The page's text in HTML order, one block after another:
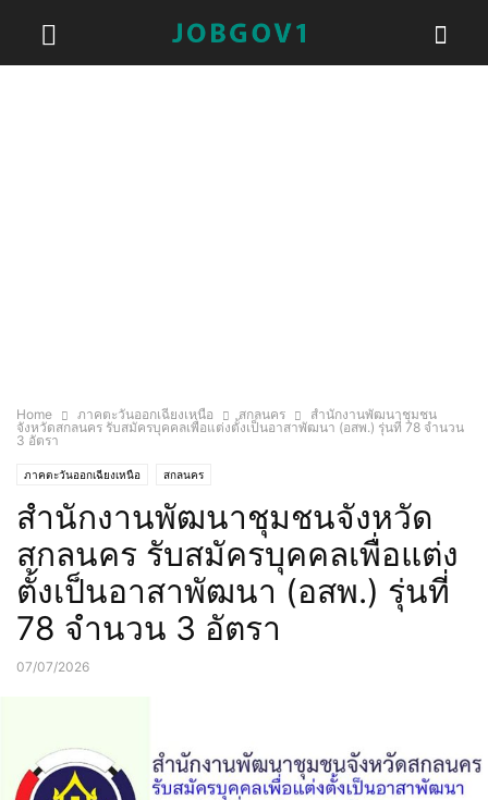
Home ภาคตะวันออกเฉียงเหนือ สกลนคร
สำนักงานพัฒนาชุมชน
จังหวัดสกลนคร รับสมัครบุคคลเพื่อแต่งตั้งเป็นอาสาพัฒนา (อสพ.) รุ่นที่ 78 จำนวน
3 อัตรา
ภาคตะวันออกเฉียงเหนือ สกลนคร
สำนักงานพัฒนาชุมชนจังหวัด
สกลนคร รับสมัครบุคคลเพื่อแต่ง
ตั้งเป็นอาสาพัฒนา (อสพ.) รุ่นที่
78 จำนวน 3 อัตรา
07/07/2026